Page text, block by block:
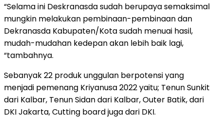
“Selama ini Deskranasda sudah berupaya semaksimal
mungkin melakukan pembinaan-pembinaan dan
Dekranasda Kabupaten/Kota sudah menuai hasil,
mudah-mudahan kedepan akan lebih baik lagi,
“tambahnya.
Sebanyak 22 produk unggulan berpotensi yang
menjadi pemenang Kriyanusa 2022 yaitu; Tenun Sunkit
dari Kalbar, Tenun Sidan dari Kalbar, Outer Batik, dari
DKI Jakarta, Cutting board juga dari DKI.